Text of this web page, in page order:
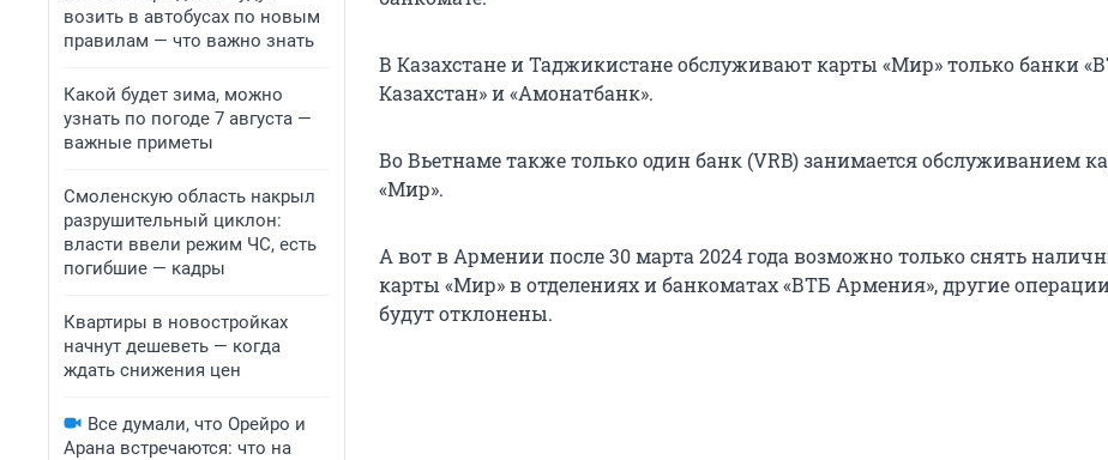
возить в автобусах по новым
правилам — что важно знать
Какой будет зима, можно
узнать по погоде 7 августа —
важные приметы
Смоленскую область накрыл
разрушительный циклон:
власти ввели режим ЧС, есть
погибшие — кадры
Квартиры в новостройках
начнут дешеветь — когда
ждать снижения цен
Все думали, что Орейро и
Арана встречаются: что на
В Казахстане и Таджикистане обслуживают карты «Мир» только банки
Казахстан» и «Амонатбанк».
Во Вьетнаме также только один банк (VRB) занимается обслуживанием
«Мир».
А вот в Армении после 30 марта 2024 года возможно только снять
карты «Мир» в отделениях и банкоматах «ВТБ Армения», другие
будут отклонены.